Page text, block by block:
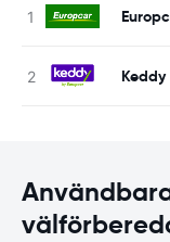
Keddy